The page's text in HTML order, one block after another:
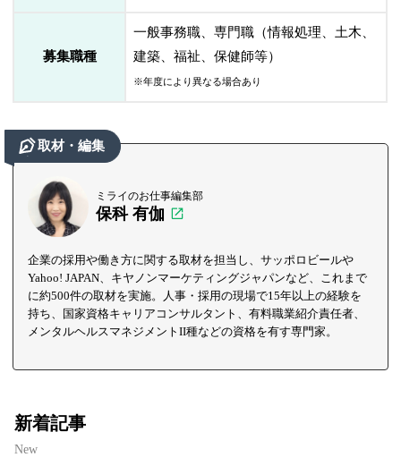
募集職種
一般事務職、専門職（情報処理、土木、
建築、福祉、保健師等）
※年度により異なる場合あり
取材・編集
ミライのお仕事編集部
保科 有伽
企業の採用や働き方に関する取材を担当し、サッポロビールや
Yahoo! JAPAN、キヤノンマーケティングジャパンなど、これまで
に約500件の取材を実施。人事・採用の現場で15年以上の経験を
持ち、国家資格キャリアコンサルタント、有料職業紹介責任者、
メンタルヘルスマネジメントII種などの資格を有す専門家。
新着記事
New